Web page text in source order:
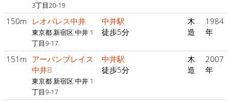
3丁目20-19
150m レオパレス中井
東京都 新宿区 中井 1
丁目9-17
中井駅
徒歩5分
木
造
1984
年
151m アーバンプレイス
中井B
東京都 新宿区 中井 1
丁目9-17
中井駅
徒歩5分
木
造
2007
年